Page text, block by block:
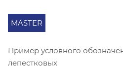
MASTER
Пример условного
лепестковых